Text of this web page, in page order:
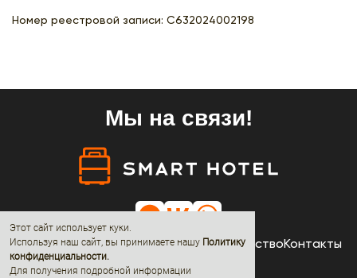
Номер реестровой записи: С632024002198
Этот сайт использует куки.
Используя наш сайт, вы принимаете нашу Политику
конфиденциальности.
Для получения подробной информации
Мы на связи!
ОтелиАкцииНовостиО насСотрудничествоКонтакты